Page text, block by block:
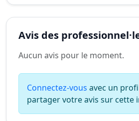
Avis des
Aucun avis pour le moment.
Connectez-vous avec un
partager votre avis sur cette